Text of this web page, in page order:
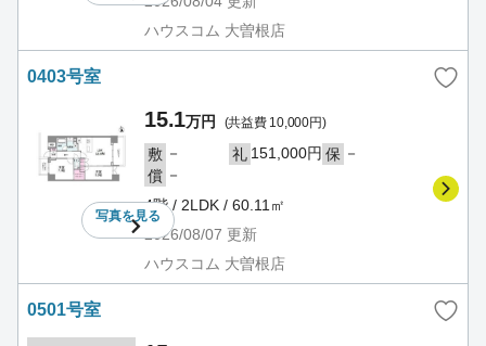
ハウスコム 大曽根店
0403号室
写真を見る
15.1万円 (共益費 10,000円)
敷 － 礼 151,000円 保 －
償 －
4階 / 2LDK / 60.11㎡
2026/08/07 更新
ハウスコム 大曽根店
0501号室